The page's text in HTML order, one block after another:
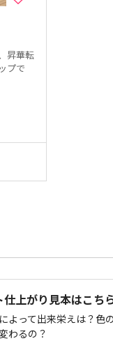
昇華転
プで
仕上がり見本はこち
よって出来栄えは？色
わるの？